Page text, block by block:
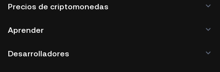
Precios de criptomonedas
Aprender
Desarrolladores